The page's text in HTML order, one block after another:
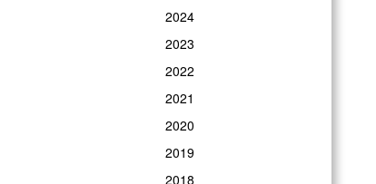
2024
2023
2022
2021
2020
2019
2018